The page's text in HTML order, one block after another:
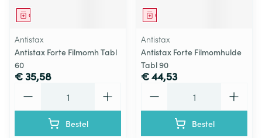
Geneesmiddel
Antistax
Antistax Forte Filmomh Tabl
60
€ 35,58
Bestel
Geneesmiddel
Antistax
Antistax Forte Filmomhulde
Tabl 90
€ 44,53
Bestel